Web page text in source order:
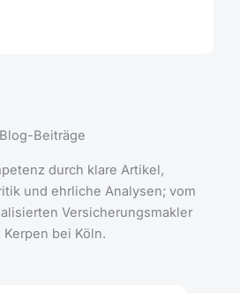
Blog-Beiträge
durch klare Artikel,
und ehrliche Analysen; vom
Versicherungsmakler
Kerpen bei Köln.